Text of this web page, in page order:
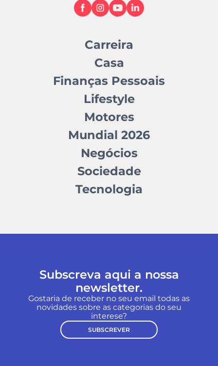
Carreira
Casa
Finanças Pessoais
Lifestyle
Motores
Mundial 2026
Negócios
Sociedade
Tecnologia
Subscreva aqui a nossa
newsletter.
Gostaria de receber no seu email todas as
novidades sobre as categorias do seu
interese?
SUBSCREVER